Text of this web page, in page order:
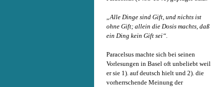
„Alle Dinge sind Gift, und nichts ist
ohne Gift; allein die Dosis machts, daß
ein Ding kein Gift sei“.
Paracelsus machte sich bei seinen
Vorlesungen in Basel oft unbeliebt weil
er sie 1). auf deutsch hielt und 2). die
vorherrschende Meinung der